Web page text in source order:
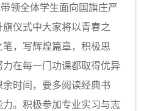
全体学生面向国旗庄严
仪式中大家将以青春之
，写辉煌篇章，积极思
在每一门功课都取得优异
时间，要多阅读经典书
。积极参加专业实习与志